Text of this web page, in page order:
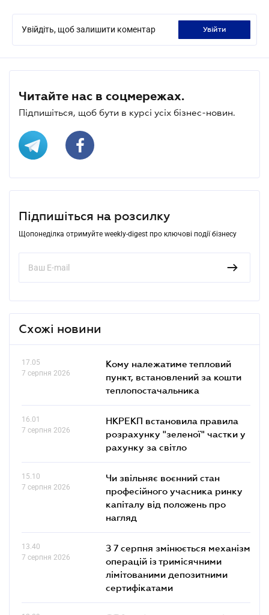
Увійдіть, щоб залишити коментар увійти
Читайте нас в соцмережах.
Підпишіться, щоб бути в курсі усіх бізнес-новин.
Підпишіться на розсилку
Щопонеділка отримуйте weekly-digest про ключові події бізнесу
Схожі новини
17.05
7 серпня 2026
Кому належатиме тепловий
пункт, встановлений за кошти
теплопостачальника
16.01
7 серпня 2026
НКРЕКП встановила правила
розрахунку "зеленої" частки у
рахунку за світло
15.10
7 серпня 2026
Чи звільняє воєнний стан
професійного учасника ринку
капіталу від положень про
нагляд
13.40
7 серпня 2026
З 7 серпня змінюється механізм
операцій із тримісячними
лімітованими депозитними
сертифікатами